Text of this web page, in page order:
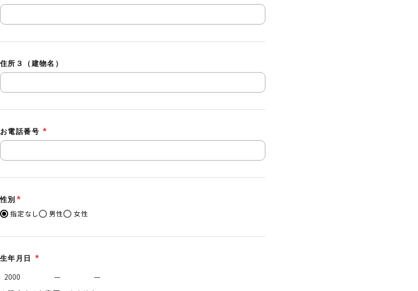
住所３（建物名）
お電話番号
性別
指定なし 男性 女性
生年月日